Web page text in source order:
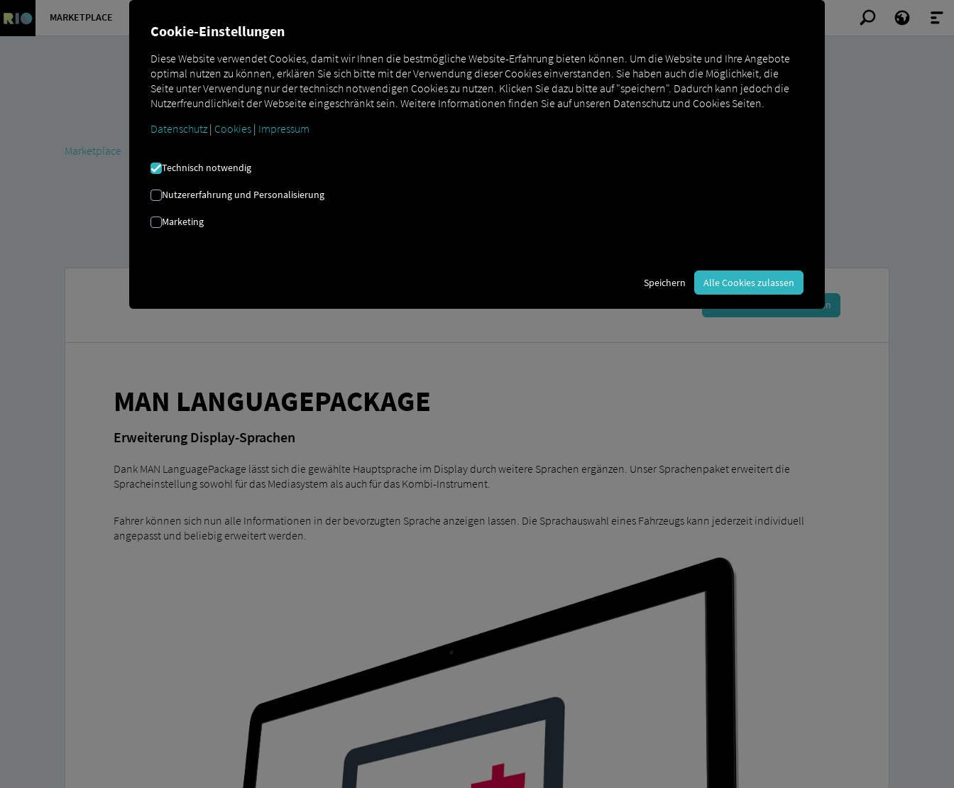
MARKETPLACE
Marketplace
Jetzt anmelden und buchen
MAN LANGUAGEPACKAGE
Erweiterung Display-Sprachen
Dank MAN LanguagePackage lässt sich die gewählte Hauptsprache im Display durch weitere Sprachen ergänzen. Unser Sprachenpaket erweitert die
Spracheinstellung sowohl für das Mediasystem als auch für das Kombi-Instrument.
Fahrer können sich nun alle Informationen in der bevorzugten Sprache anzeigen lassen. Die Sprachauswahl eines Fahrzeugs kann jederzeit individuell
angepasst und beliebig erweitert werden.
Cookie-Einstellungen
Diese Website verwendet Cookies, damit wir Ihnen die bestmögliche Website-Erfahrung bieten können. Um die Website und Ihre Angebote
optimal nutzen zu können, erklären Sie sich bitte mit der Verwendung dieser Cookies einverstanden. Sie haben auch die Möglichkeit, die
Seite unter Verwendung nur der technisch notwendigen Cookies zu nutzen. Klicken Sie dazu bitte auf "speichern". Dadurch kann jedoch die
Nutzerfreundlichkeit der Webseite eingeschränkt sein. Weitere Informationen finden Sie auf unseren Datenschutz und Cookies Seiten.
Datenschutz | Cookies | Impressum
Technisch notwendig
Nutzererfahrung und Personalisierung
Marketing
Speichern Alle Cookies zulassen